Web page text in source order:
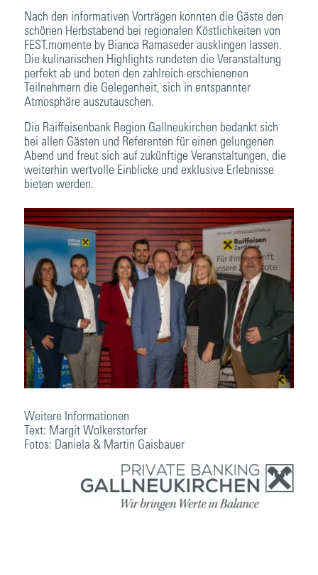
Nach den informativen Vorträgen konnten die Gäste den
schönen Herbstabend bei regionalen Köstlichkeiten von
FEST.momente by Bianca Ramaseder ausklingen lassen.
Die kulinarischen Highlights rundeten die Veranstaltung
perfekt ab und boten den zahlreich erschienenen
Teilnehmern die Gelegenheit, sich in entspannter
Atmosphäre auszutauschen.
Die Raiffeisenbank Region Gallneukirchen bedankt sich
bei allen Gästen und Referenten für einen gelungenen
Abend und freut sich auf zukünftige Veranstaltungen, die
weiterhin wertvolle Einblicke und exklusive Erlebnisse
bieten werden.
Weitere Informationen
Text: Margit Wolkerstorfer
Fotos: Daniela & Martin Gaisbauer